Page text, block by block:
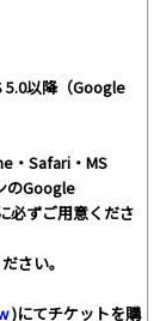
5.0以降（Google
・Safari・MS
のGoogle
必ずご用意くださ
さい。
)にてチケットを購